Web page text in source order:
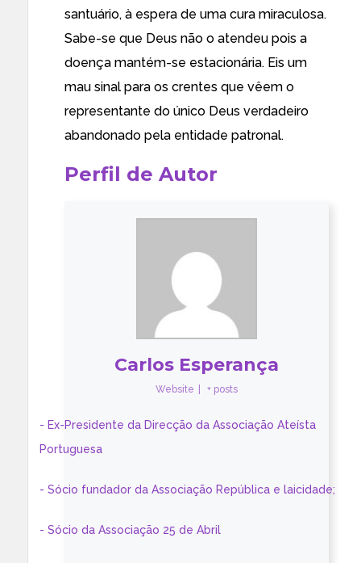
santuário, à espera de uma cura miraculosa.
Sabe-se que Deus não o atendeu pois a
doença mantém-se estacionária. Eis um
mau sinal para os crentes que vêem o
representante do único Deus verdadeiro
abandonado pela entidade patronal.
Perfil de Autor
Carlos Esperança
Website + posts
- Ex-Presidente da Direcção da Associação Ateísta
Portuguesa
- Sócio fundador da Associação República e laicidade;
- Sócio da Associação 25 de Abril